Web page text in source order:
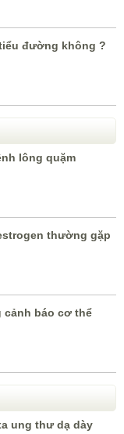
đường không ?
lông quặm
thường gặp
cảnh báo cơ thể
ung thư dạ dày